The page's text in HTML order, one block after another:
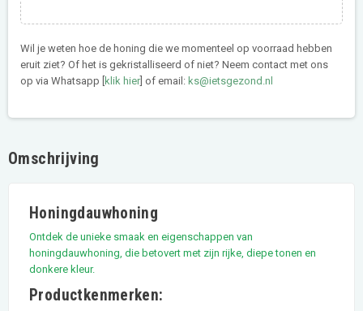
Wil je weten hoe de honing die we momenteel op voorraad hebben
eruit ziet? Of het is gekristalliseerd of niet? Neem contact met ons
op via Whatsapp [ klik hier ] of email: ks@ietsgezond.nl
Omschrijving
Honingdauwhoning
Ontdek de unieke smaak en eigenschappen van
honingdauwhoning, die betovert met zijn rijke, diepe tonen en
donkere kleur.
Productkenmerken: